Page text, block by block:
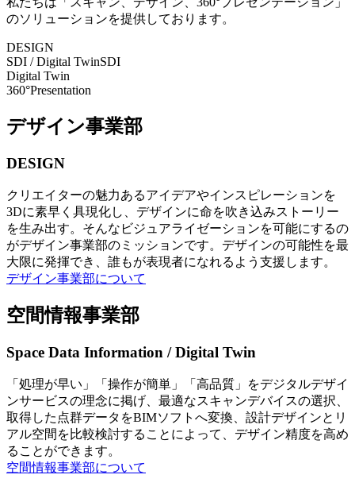
のソリューションを提供しております。
DESIGN
SDI / Digital TwinSDI
Digital Twin
360°Presentation
デザイン事業部
DESIGN
クリエイターの魅力あるアイデアやインスピレーションを
3Dに素早く具現化し、デザインに命を吹き込みストーリー
を生み出す。そんなビジュアライゼーションを可能にするの
がデザイン事業部のミッションです。デザインの可能性を最
大限に発揮でき、誰もが表現者になれるよう支援します。
デザイン事業部について
空間情報事業部
Space Data Information / Digital Twin
「処理が早い」「操作が簡単」「高品質」をデジタルデザイ
ンサービスの理念に掲げ、最適なスキャンデバイスの選択、
取得した点群データをBIMソフトへ変換、設計デザインとリ
アル空間を比較検討することによって、デザイン精度を高め
ることができます。
空間情報事業部について